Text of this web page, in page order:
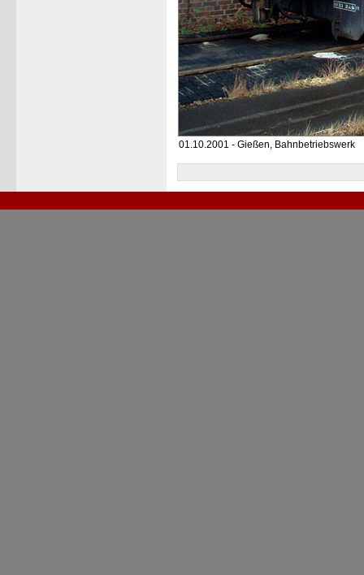
01.10.2001 - Gießen, Bahnbetriebswerk